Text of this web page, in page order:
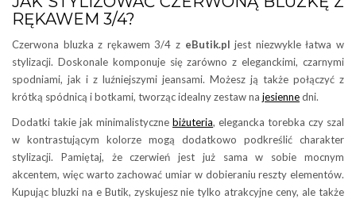
RĘKAWEM 3/4?
Czerwona bluzka z rękawem 3/4 z eButik.pl jest niezwykle łatwa w
stylizacji. Doskonale komponuje się zarówno z eleganckimi, czarnymi
spodniami, jak i z luźniejszymi jeansami. Możesz ją także połączyć z
krótką spódnicą i botkami, tworząc idealny zestaw na jesiennedni.
Dodatki takie jak minimalistyczne biżuteria, elegancka torebka czy szal
w kontrastującym kolorze mogą dodatkowo podkreślić charakter
stylizacji. Pamiętaj, że czerwień jest już sama w sobie mocnym
akcentem, więc warto zachować umiar w dobieraniu reszty elementów.
Kupując bluzki na e Butik, zyskujesz nie tylko atrakcyjne ceny, ale także